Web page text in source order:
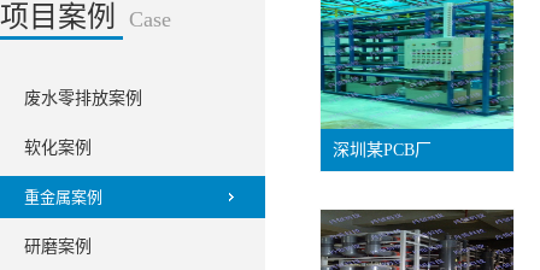
项目案例 Case
废水零排放案例
软化案例
重金属案例
研磨案例
深圳某PCB厂